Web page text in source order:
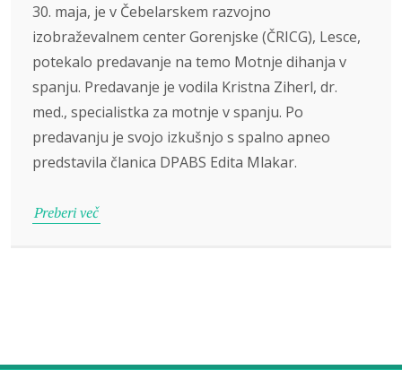
30. maja, je v Čebelarskem razvojno
izobraževalnem center Gorenjske (ČRICG), Lesce,
potekalo predavanje na temo Motnje dihanja v
spanju. Predavanje je vodila Kristna Ziherl, dr.
med., specialistka za motnje v spanju. Po
predavanju je svojo izkušnjo s spalno apneo
predstavila članica DPABS Edita Mlakar.
Preberi več